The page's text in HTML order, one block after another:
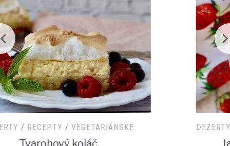
DEZERTY/RECEPTY /SNACK VEGETARIÁNSKE